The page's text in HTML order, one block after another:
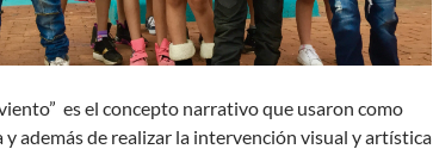
es el concepto narrativo que usaron como
además de realizar la intervención visual y artística